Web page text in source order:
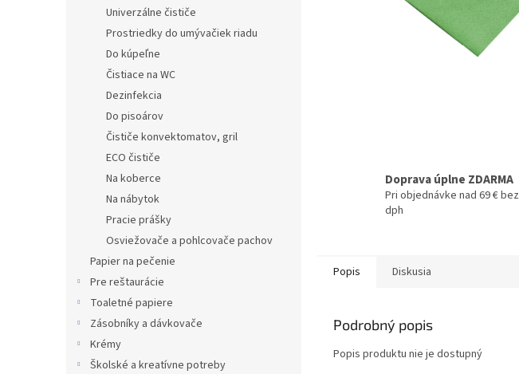
Univerzálne čističe
Prostriedky do umývačiek riadu
Do kúpeľne
Čistiace na WC
Dezinfekcia
Do pisoárov
Čističe konvektomatov, gril
ECO čističe
Na koberce
Na nábytok
Pracie prášky
Osviežovače a pohlcovače pachov
Papier na pečenie
Pre reštaurácie
Toaletné papiere
Zásobníky a dávkovače
Krémy
Školské a kreatívne potreby
Doprava úplne ZDARMA
Pri objednávke nad 69 € bez
dph
Popis Diskusia
Podrobný popis
Popis produktu nie je dostupný